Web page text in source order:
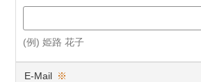
(例) 姫路 花子
E-Mail ※